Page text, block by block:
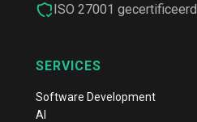
ISO 27001 gecertificeerd
SERVICES
Software Development
AI